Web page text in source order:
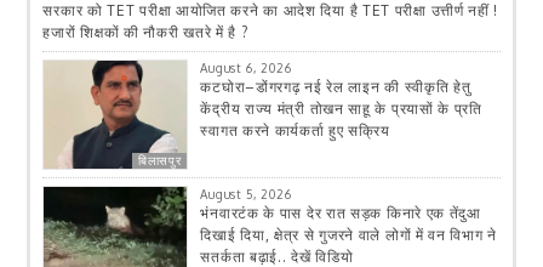
सरकार को TET परीक्षा आयोजित करने का आदेश दिया है TET परीक्षा उत्तीर्ण नहीं !
हजारों शिक्षकों की नौकरी खतरे में है ?
बिलासपुर
August 6, 2026
कटघोरा–डोंगरगढ़ नई रेल लाइन की स्वीकृति हेतु
केंद्रीय राज्य मंत्री तोखन साहू के प्रयासों के प्रति
स्वागत करने कार्यकर्ता हुए सक्रिय
August 5, 2026
भंनवारटंक के पास देर रात सड़क किनारे एक तेंदुआ
दिखाई दिया, क्षेत्र से गुजरने वाले लोगों में वन विभाग ने
सतर्कता बढ़ाई.. देखें विडियो